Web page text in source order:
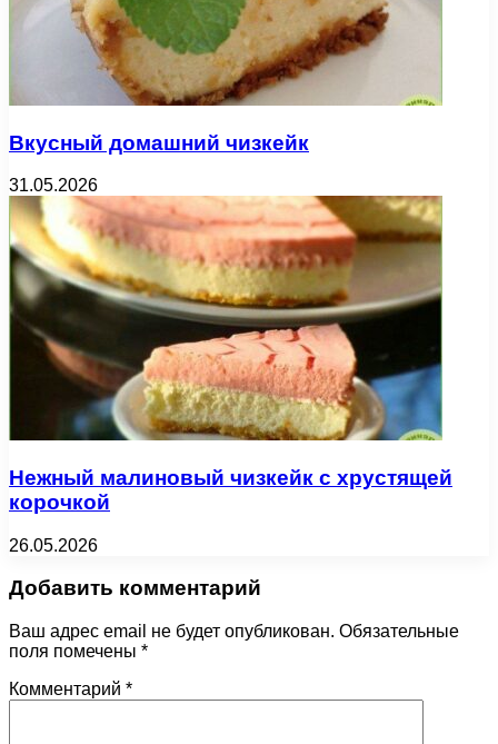
Вкусный домашний чизкейк
31.05.2026
Нежный малиновый чизкейк с хрустящей
корочкой
26.05.2026
Добавить комментарий
Ваш адрес email не будет опубликован. Обязательные
поля помечены *
Комментарий *